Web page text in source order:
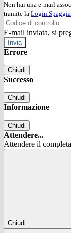
Non hai una e-mail
tramite la Login
E-mail inviata, si
Errore
Chiudi
Successo
Chiudi
Informazione
Chiudi
Attendere...
Attendere il
Chiudi